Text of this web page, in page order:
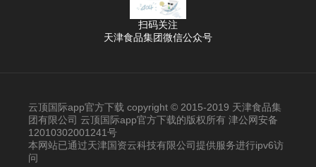
扫码关注
天津食品集团微信公众号
云顶国际app官方下载 copyright © 2015-2019 天津食品集
团有限公司 云顶国际app官方下载的版权所有 津公网安备
12010302001241号
本网站已通过天津国资云科技有限公司提供服务进行ipv6访
问